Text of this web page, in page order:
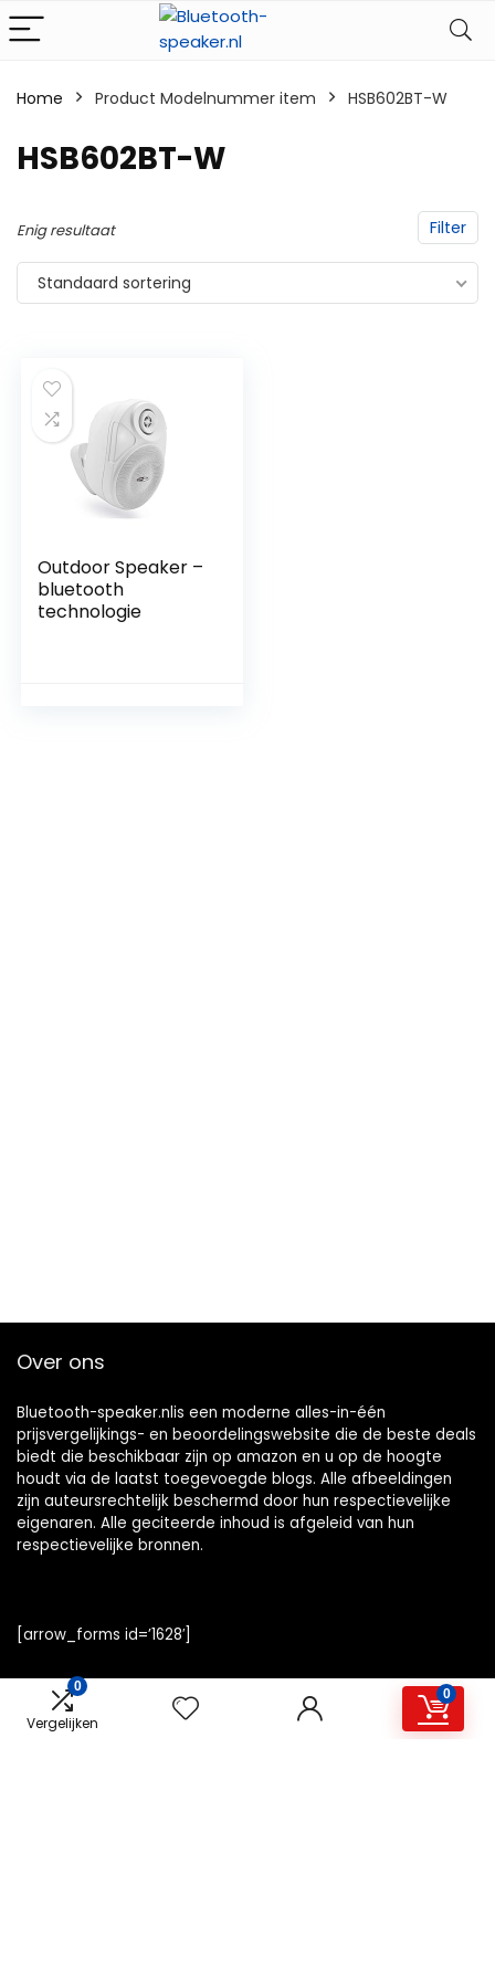
0
Vergelijken
0
Home Product Modelnummer item ‎HSB602BT-W
‎HSB602BT-W
Filter
Enig resultaat
Standaard sortering
Outdoor Speaker –
bluetooth
technologie
Over ons
Bluetooth-speaker.nlis een moderne alles-in-één
prijsvergelijkings- en beoordelingswebsite die de beste deals
biedt die beschikbaar zijn op amazon en u op de hoogte
houdt via de laatst toegevoegde blogs. Alle afbeeldingen
zijn auteursrechtelijk beschermd door hun respectievelijke
eigenaren. Alle geciteerde inhoud is afgeleid van hun
respectievelijke bronnen.
[arrow_forms id=’1628′]